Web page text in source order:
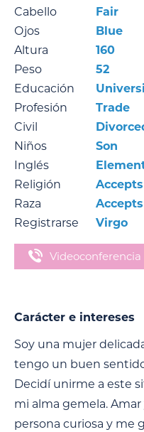
Cabello
Fair
Ojos
Blue
Altura
160
Peso
52
Educación
Profesión
Trade
Civil
Niños
Son
Inglés
Religión
Raza
Registrarse
Virgo
Videoconferencia
Carácter e intereses
Soy una mujer
tengo un buen
Decidí unirme a este
mi alma gemela. Amar
persona curiosa y me